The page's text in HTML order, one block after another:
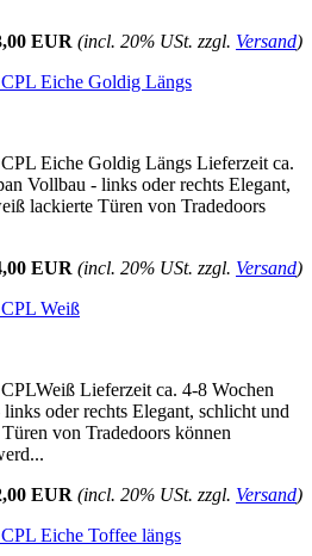
EUR (incl. 20% USt. zzgl. Versand)
Eiche Goldig Längs
Eiche Goldig Längs Lieferzeit ca.
Vollbau - links oder rechts Elegant,
lackierte Türen von Tradedoors
EUR (incl. 20% USt. zzgl. Versand)
Weiß
Lieferzeit ca. 4-8 Wochen
oder rechts Elegant, schlicht und
von Tradedoors können
EUR (incl. 20% USt. zzgl. Versand)
Eiche Toffee längs